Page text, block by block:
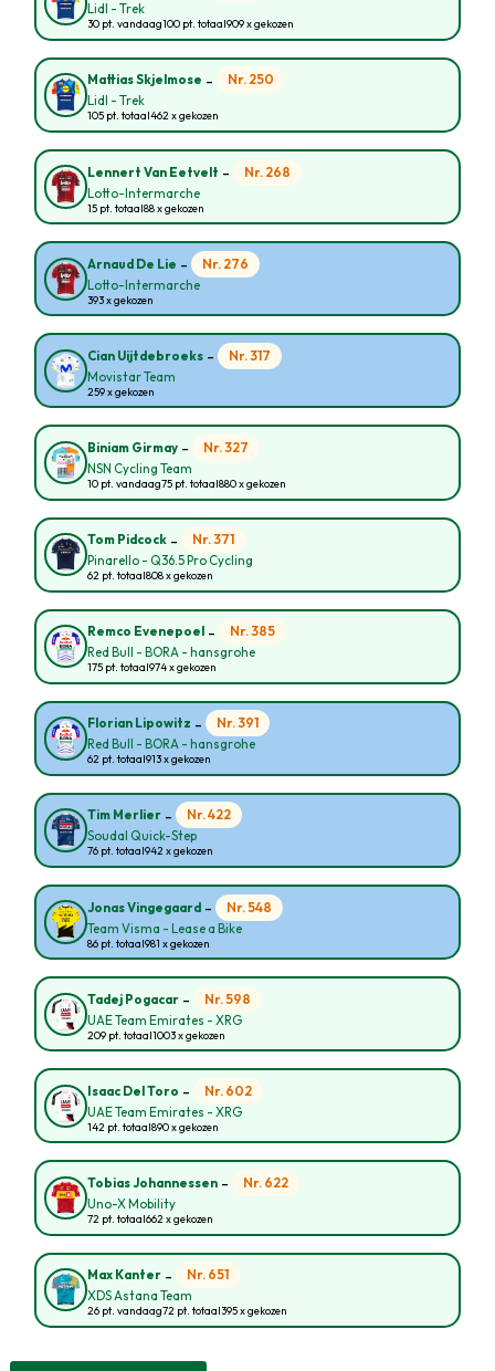
Lidl - Trek
30 pt. vandaag100 pt. totaal909 x gekozen
Mattias Skjelmose - Nr. 250
Lidl - Trek
105 pt. totaal462 x gekozen
Lennert Van Eetvelt - Nr. 268
Lotto-Intermarche
15 pt. totaal88 x gekozen
Arnaud De Lie - Nr. 276
Lotto-Intermarche
393 x gekozen
Cian Uijtdebroeks - Nr. 317
Movistar Team
259 x gekozen
Biniam Girmay - Nr. 327
NSN Cycling Team
10 pt. vandaag75 pt. totaal880 x gekozen
Tom Pidcock - Nr. 371
Pinarello - Q36.5 Pro Cycling
62 pt. totaal808 x gekozen
Remco Evenepoel - Nr. 385
Red Bull - BORA - hansgrohe
175 pt. totaal974 x gekozen
Florian Lipowitz - Nr. 391
Red Bull - BORA - hansgrohe
62 pt. totaal913 x gekozen
Tim Merlier - Nr. 422
Soudal Quick-Step
76 pt. totaal942 x gekozen
Jonas Vingegaard - Nr. 548
Team Visma - Lease a Bike
86 pt. totaal981 x gekozen
Tadej Pogacar - Nr. 598
UAE Team Emirates - XRG
209 pt. totaal1003 x gekozen
Isaac Del Toro - Nr. 602
UAE Team Emirates - XRG
142 pt. totaal890 x gekozen
Tobias Johannessen - Nr. 622
Uno-X Mobility
72 pt. totaal662 x gekozen
Max Kanter - Nr. 651
XDS Astana Team
26 pt. vandaag72 pt. totaal395 x gekozen